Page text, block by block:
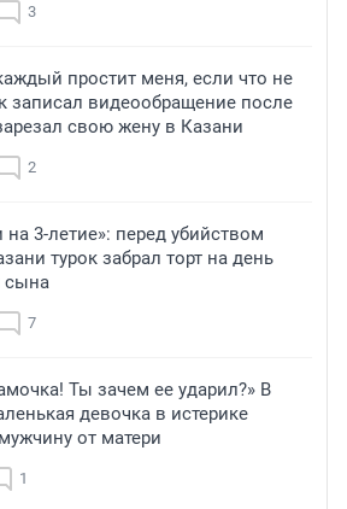
3
простит меня, если что не
записал видеообращение после
свою жену в Казани
2
на 3-летие»: перед убийством
турок забрал торт на день
сына
7
Ты зачем ее ударил?» В
девочка в истерике
от матери
1